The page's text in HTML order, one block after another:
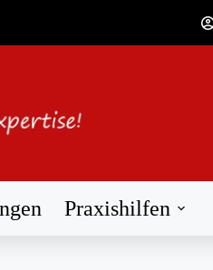
Praxishilfen